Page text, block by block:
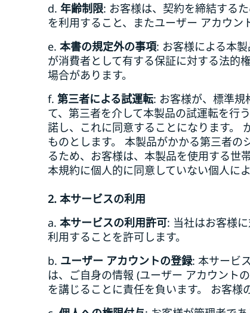
d. 年齢制限: お客様は、契約を締結する
を利用すること、またユーザー アカウン
e. 本書の規定外の事項: お客様による本
が消費者として有する保証に対する法的
場合があります。
f. 第三者による試運転: お客様が、標準規
て、第三者を介して本製品の試運転を行
諾し、これに同意することになります。
ものとします。 本製品がかかる第三者
るため、お客様は、本製品を使用する世
本規約に個人的に同意していない個人に
2. 本サービスの利用
a. 本サービスの利用許可: 当社はお客様
利用することを許可します。
b. ユーザー アカウントの登録: 本サービ
は、ご自身の情報 (ユーザー アカウント
を講じることに責任を負います。 お客様